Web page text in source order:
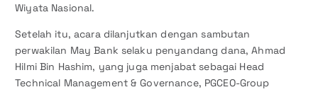
Wiyata Nasional.
Setelah itu, acara dilanjutkan dengan sambutan
perwakilan May Bank selaku penyandang dana, Ahmad
Hilmi Bin Hashim, yang juga menjabat sebagai Head
Technical Management & Governance, PGCEO-Group